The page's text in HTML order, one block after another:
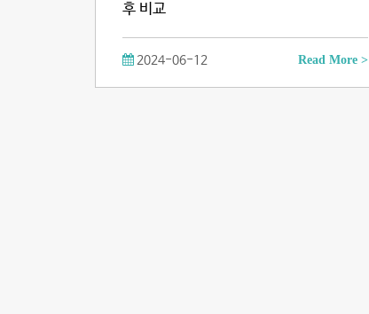
후 비교
2024-06-12 Read More >